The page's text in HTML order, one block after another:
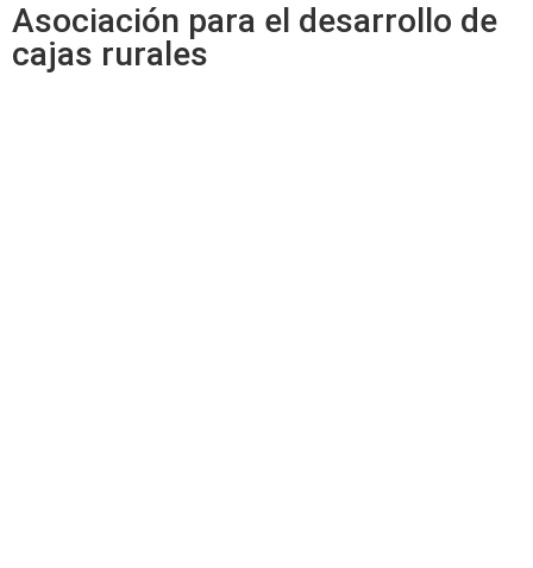
Asociación para el desarrollo de
cajas rurales